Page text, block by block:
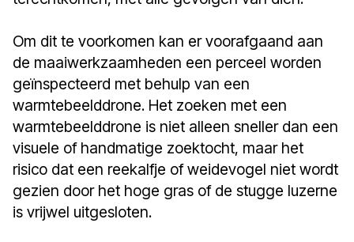
Om dit te voorkomen kan er voorafgaand aan
de maaiwerkzaamheden een perceel worden
geïnspecteerd met behulp van een
warmtebeelddrone. Het zoeken met een
warmtebeelddrone is niet alleen sneller dan een
visuele of handmatige zoektocht, maar het
risico dat een reekalfje of weidevogel niet wordt
gezien door het hoge gras of de stugge luzerne
is vrijwel uitgesloten.